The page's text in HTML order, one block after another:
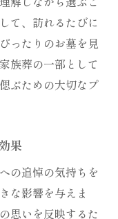
て、訪れるたびに
ったりのお墓を見
族葬の一部として
ぶための大切なプ
果
の追悼の気持ちを
な影響を与えま
思いを反映するた